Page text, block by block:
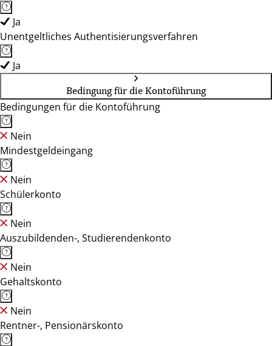
Ja
Unentgeltliches Authentisierungsverfahren
Ja
Bedingung für die Kontoführung
Bedingungen für die Kontoführung
Nein
Mindestgeldeingang
Nein
Schülerkonto
Nein
Auszubildenden-, Studierendenkonto
Nein
Gehaltskonto
Nein
Rentner-, Pensionärskonto